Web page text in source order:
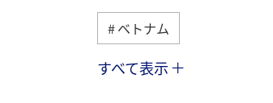
ベトナム
シンガポール
すべて表示